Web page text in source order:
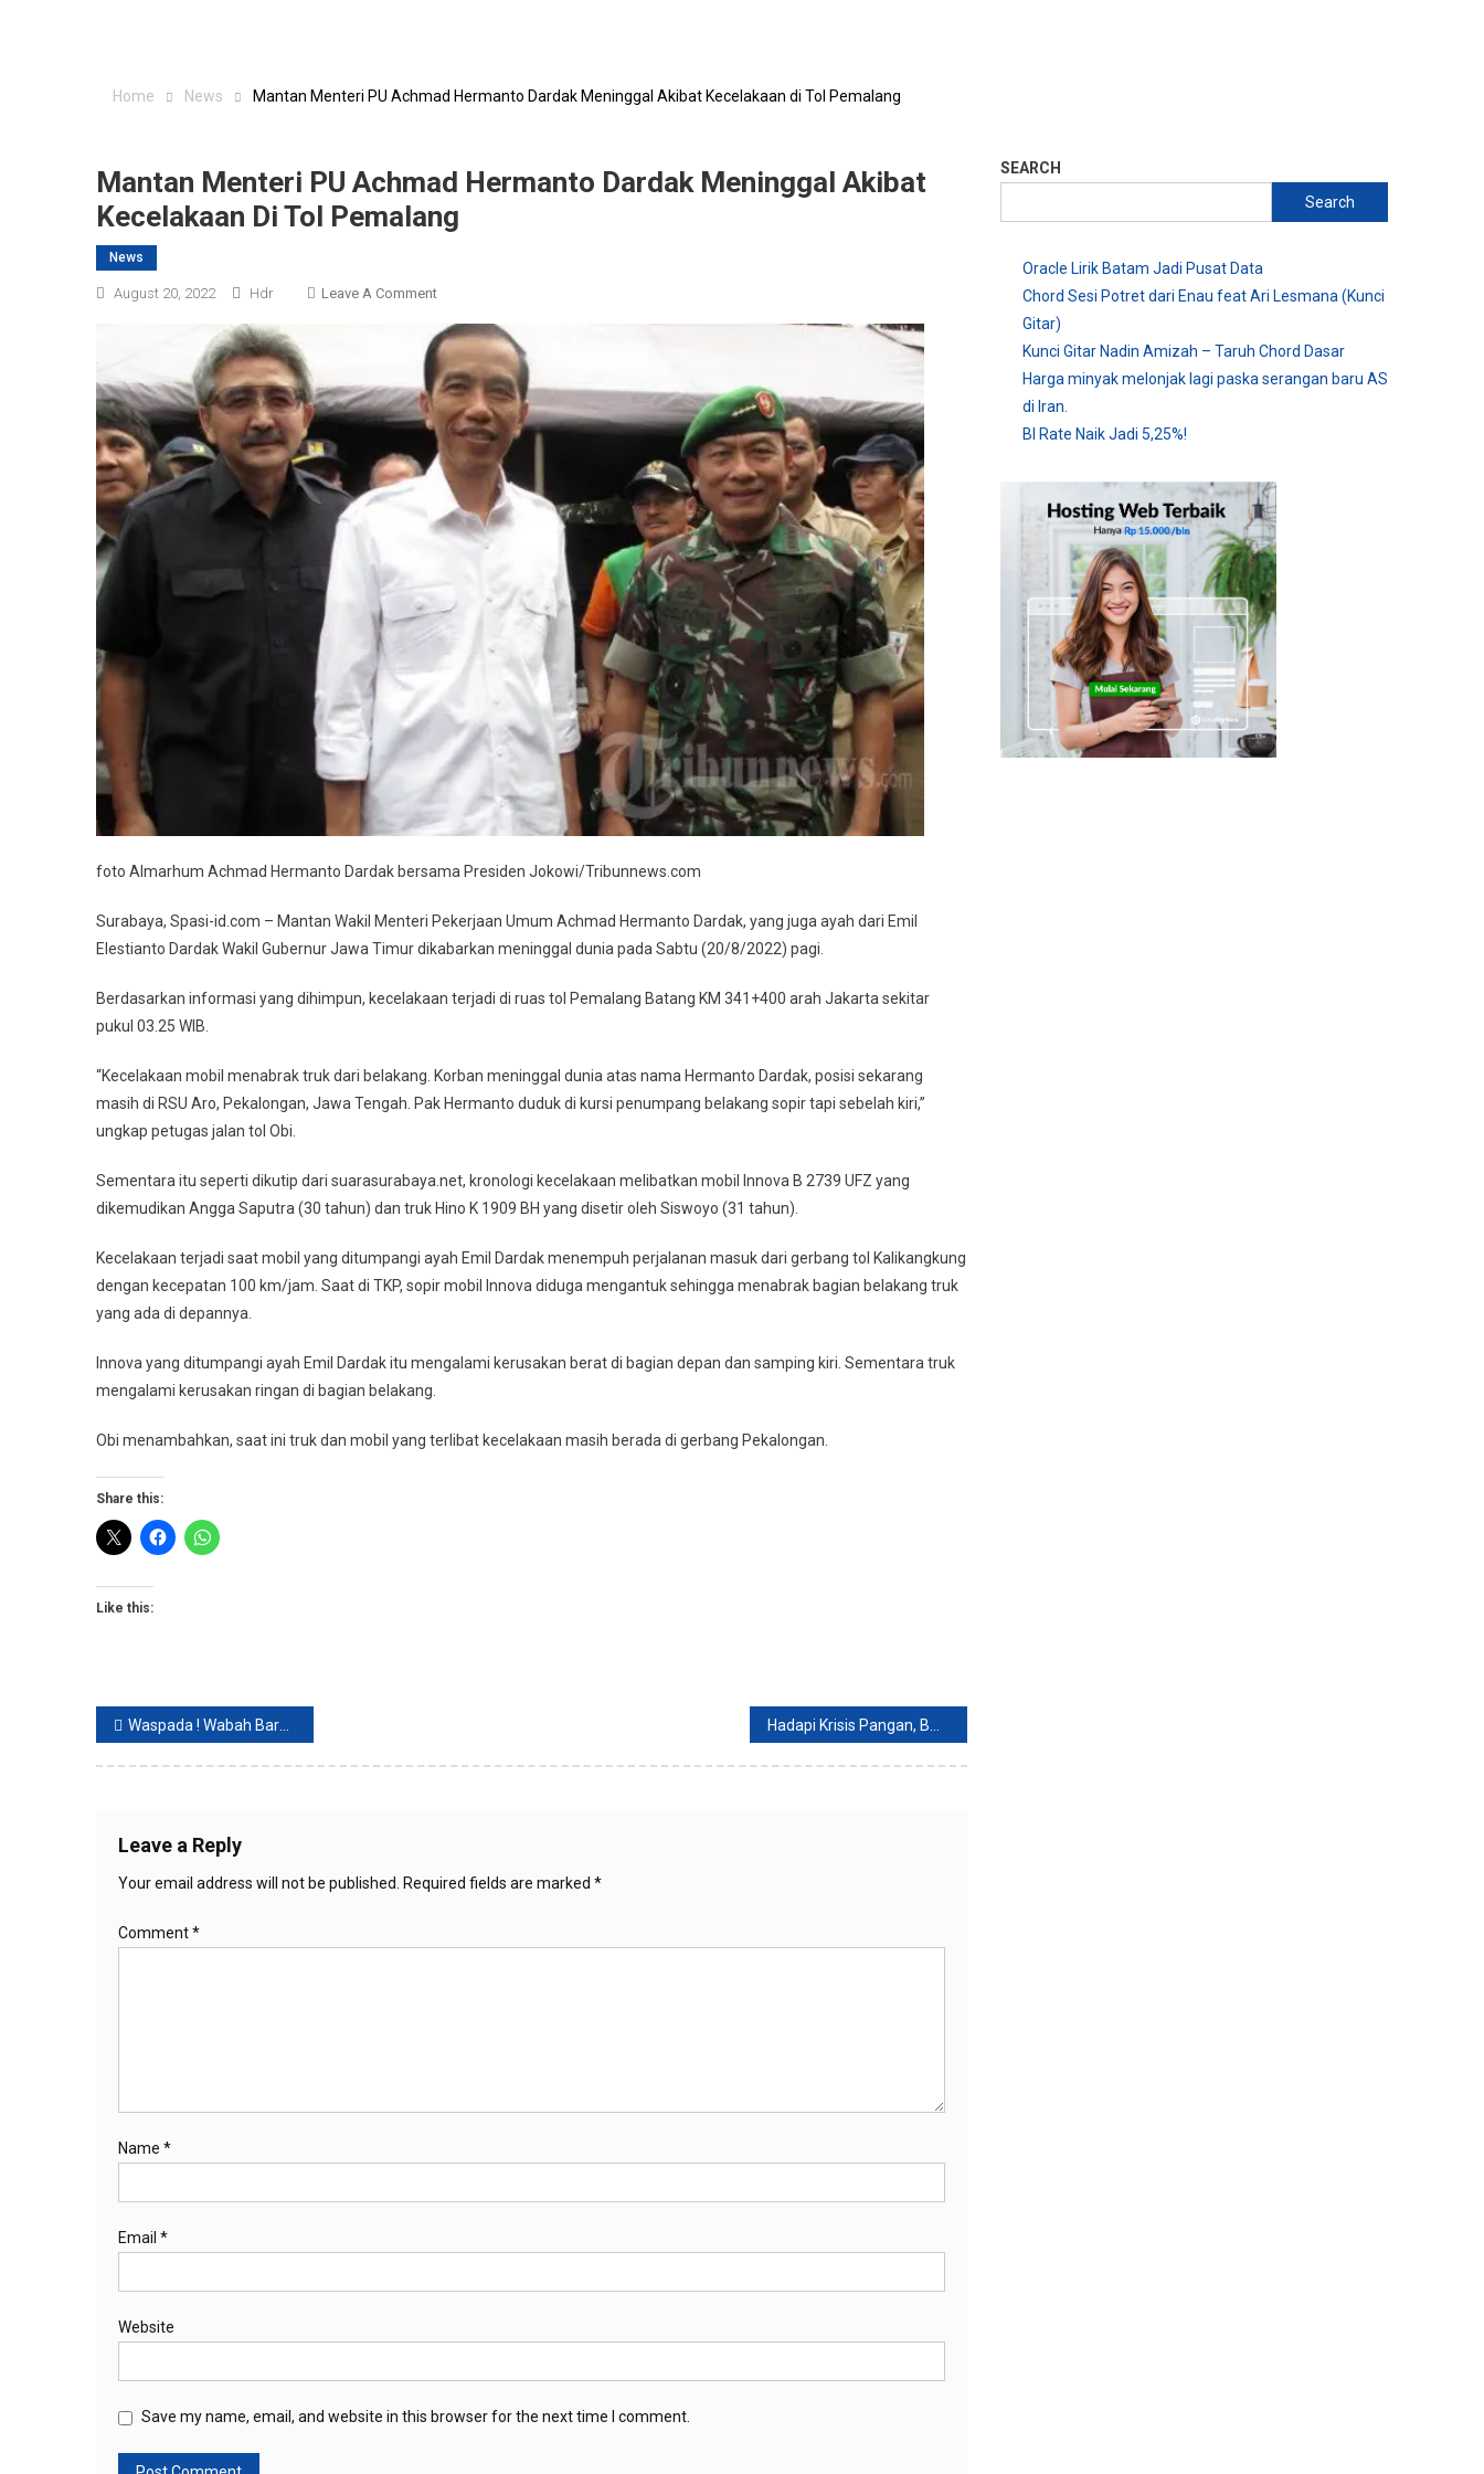
Home News Mantan Menteri PU Achmad Hermanto Dardak Meninggal Akibat Kecelakaan di Tol Pemalang
Mantan Menteri PU Achmad Hermanto Dardak Meninggal Akibat
Kecelakaan Di Tol Pemalang
News
August 20, 2022 Hdr Leave A CommentOn
Menteri
PU
Achmad
Hermanto
Dardak
Meninggal
Akibat
Kecelakaan
Pemalang
foto Almarhum Achmad Hermanto Dardak bersama Presiden Jokowi/Tribunnews.com
Surabaya, Spasi-id.com – Mantan Wakil Menteri Pekerjaan Umum Achmad Hermanto Dardak, yang juga ayah dari Emil
Elestianto Dardak Wakil Gubernur Jawa Timur dikabarkan meninggal dunia pada Sabtu (20/8/2022) pagi.
Berdasarkan informasi yang dihimpun, kecelakaan terjadi di ruas tol Pemalang Batang KM 341+400 arah Jakarta sekitar
pukul 03.25 WIB.
“Kecelakaan mobil menabrak truk dari belakang. Korban meninggal dunia atas nama Hermanto Dardak, posisi sekarang
masih di RSU Aro, Pekalongan, Jawa Tengah. Pak Hermanto duduk di kursi penumpang belakang sopir tapi sebelah kiri,”
ungkap petugas jalan tol Obi.
Sementara itu seperti dikutip dari suarasurabaya.net, kronologi kecelakaan melibatkan mobil Innova B 2739 UFZ yang
dikemudikan Angga Saputra (30 tahun) dan truk Hino K 1909 BH yang disetir oleh Siswoyo (31 tahun).
Kecelakaan terjadi saat mobil yang ditumpangi ayah Emil Dardak menempuh perjalanan masuk dari gerbang tol Kalikangkung
dengan kecepatan 100 km/jam. Saat di TKP, sopir mobil Innova diduga mengantuk sehingga menabrak bagian belakang truk
yang ada di depannya.
Innova yang ditumpangi ayah Emil Dardak itu mengalami kerusakan berat di bagian depan dan samping kiri. Sementara truk
mengalami kerusakan ringan di bagian belakang.
Obi menambahkan, saat ini truk dan mobil yang terlibat kecelakaan masih berada di gerbang Pekalongan.
Share this:
Like this:
Post
navigation
Waspada ! Wabah Baru Flu Tomat Serang Anak- Anak Belum Ada Obatnya
Leave a Reply
Your email address will not be published. Required fields are marked *
Comment*
Name *
Email *
Website
Save my name, email, and website in this browser for the next time I comment.
SEARCH
Search
Oracle Lirik Batam Jadi Pusat Data
Chord Sesi Potret dari Enau feat Ari Lesmana (Kunci
Gitar)
Kunci Gitar Nadin Amizah – Taruh Chord Dasar
Harga minyak melonjak lagi paska serangan baru AS
di Iran.
BI Rate Naik Jadi 5,25%!